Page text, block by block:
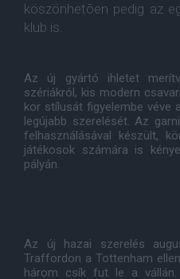
köszönhetõen pedig az
klub is.
Az új gyártó ihletet
szériákról, kis modern
kor stílusát figyelembe véve
legújabb szerelését. Az
felhasználásával készült,
játékosok számára is
pályán.
Az új hazai szerelés
Traffordon a Tottenham
három csík fut le a